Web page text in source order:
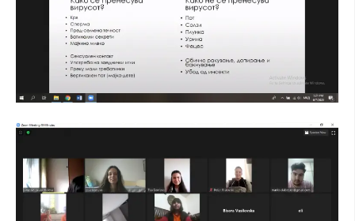
ПРИРАЧНИЦИ
ЕДУКАТИВНО ИНФОРМАТИВНИ МАТЕРИЈАЛИ
ПРЕЗЕНТАЦИИ